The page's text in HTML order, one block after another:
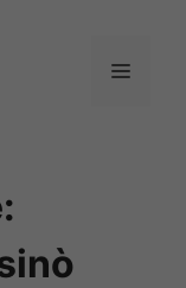
Menu